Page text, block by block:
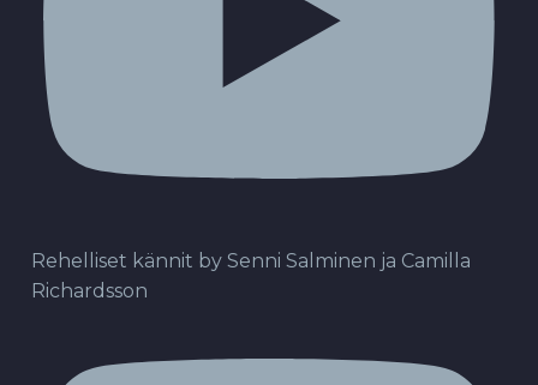
Rehelliset kännit by Senni Salminen ja Camilla
Richardsson